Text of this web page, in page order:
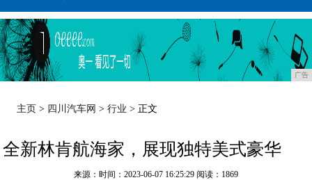
广告
主页 > 四川汽车网 >行业 > 正文
全新林肯航海家，展现独特美式豪华
来源：时间：2023-06-07 16:25:29 阅读：1869